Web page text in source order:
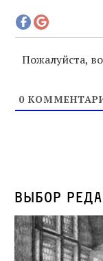
Пожалуйста,
0
Выбор